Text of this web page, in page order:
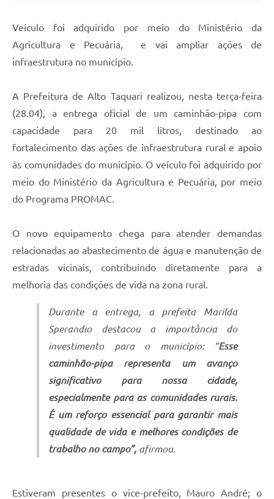
Veículo foi adquirido por meio do Ministério da
Agricultura e Pecuária, e vai ampliar ações de
infraestrutura no município.
A Prefeitura de Alto Taquari realizou, nesta terça-feira
(28.04), a entrega oficial de um caminhão-pipa com
capacidade para 20 mil litros, destinado ao
fortalecimento das ações de infraestrutura rural e apoio
às comunidades do município. O veículo foi adquirido por
meio do Ministério da Agricultura e Pecuária, por meio
do Programa PROMAC.
O novo equipamento chega para atender demandas
relacionadas ao abastecimento de água e manutenção de
estradas vicinais, contribuindo diretamente para a
melhoria das condições de vida na zona rural.
Durante a entrega, a prefeita Marilda
Sperandio destacou a importância do
investimento para o município: “Esse
caminhão-pipa representa um avanço
significativo para nossa cidade,
especialmente para as comunidades rurais.
É um reforço essencial para garantir mais
qualidade de vida e melhores condições de
trabalho no campo”, afirmou.
Estiveram presentes o vice-prefeito, Mauro André; o